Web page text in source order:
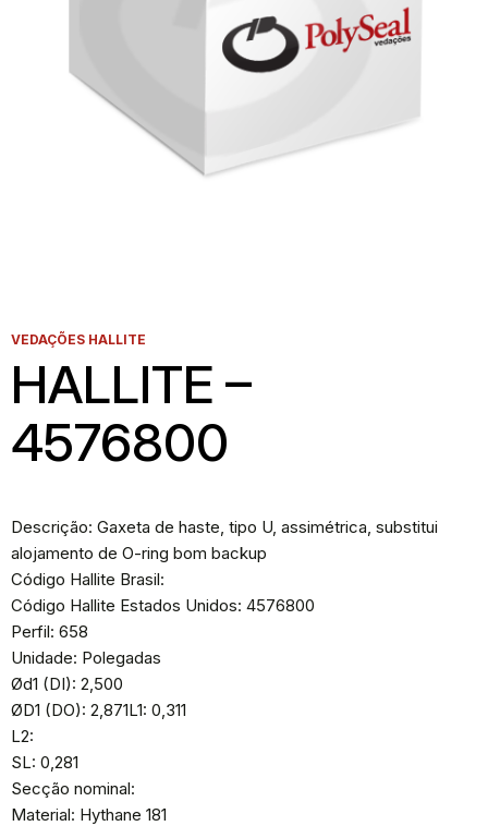
VEDAÇÕES HALLITE
HALLITE –
4576800
Descrição: Gaxeta de haste, tipo U, assimétrica, substitui
alojamento de O-ring bom backup
Código Hallite Brasil:
Código Hallite Estados Unidos: 4576800
Perfil: 658
Unidade: Polegadas
Ød1 (DI): 2,500
ØD1 (DO): 2,871L1: 0,311
L2:
SL: 0,281
Secção nominal:
Material: Hythane 181